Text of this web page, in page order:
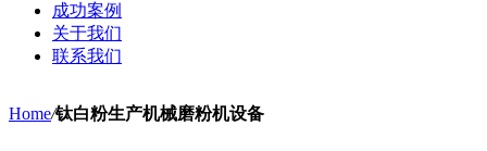
成功案例
关于我们
联系我们
Home/钛白粉生产机械磨粉机设备